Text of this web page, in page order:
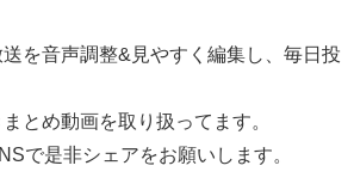
を音声調整&見やすく編集し、毎日投
とめ動画を取り扱ってます。
で是非シェアをお願いします。